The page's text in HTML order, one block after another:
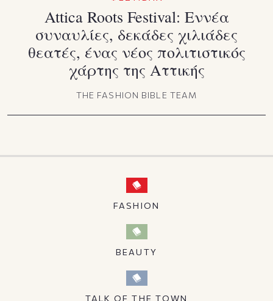
Attica Roots Festival: Εννέα
συναυλίες, δεκάδες χιλιάδες
θεατές, ένας νέος πολιτιστικός
χάρτης της Αττικής
THE FASHION BIBLE TEAM
FASHION
BEAUTY
TALK OF THE TOWN